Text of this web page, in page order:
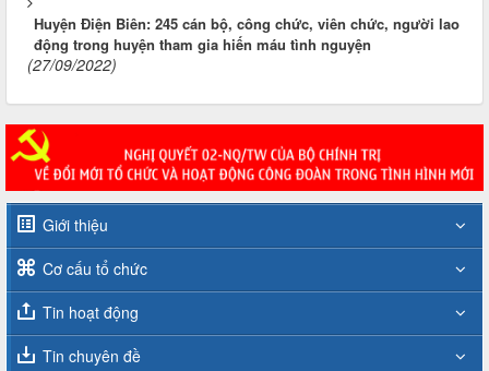
Huyện Điện Biên: 245 cán bộ, công chức, viên chức, người lao
động trong huyện tham gia hiến máu tình nguyện
(27/09/2022)
Giới thiệu
Cơ cấu tổ chức
Tin hoạt động
Tin chuyên đề